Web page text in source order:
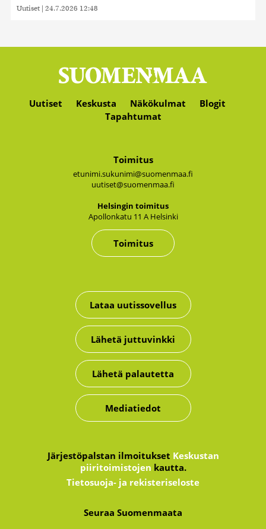
Uutiset | 24.7.2026 12:48
Uutiset Keskusta Näkökulmat
Blogit
Tapahtumat
Toimitus
etunimi.sukunimi@suomenmaa.fi
uutiset@suomenmaa.fi
Hel­sin­gin toi­mi­tus
Apol­lon­ka­tu 11 A Hel­sin­ki
Toimitus
Lataa uutissovellus
Lähetä juttuvinkki
Lähetä palautetta
Mediatiedot
Järjestöpalstan ilmoitukset Keskustan
piiritoimistojen kautta.
Tietosuoja- ja rekisteriseloste
Seuraa Suomenmaata